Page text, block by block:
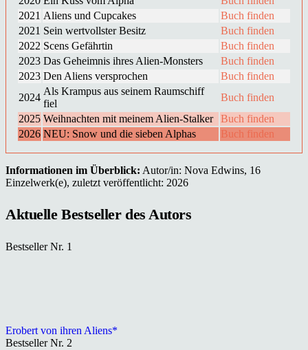
2021 Aliens und Cupcakes
Buch finden
2021 Sein wertvollster Besitz
Buch finden
2022 Scens Gefährtin
Buch finden
2023 Das Geheimnis ihres Alien-Monsters
Buch finden
2023 Den Aliens versprochen
Buch finden
2024
Als Krampus aus seinem Raumschiff
fiel
Buch finden
2025 Weihnachten mit meinem Alien-Stalker
Buch finden
2026 NEU: Snow und die sieben Alphas Buch finden
Informationen im Überblick: Autor/in: Nova Edwins, 16
Einzelwerk(e), zuletzt veröffentlicht: 2026
Aktuelle Bestseller des Autors
Bestseller Nr. 1
Erobert von ihren Aliens*
Bestseller Nr. 2